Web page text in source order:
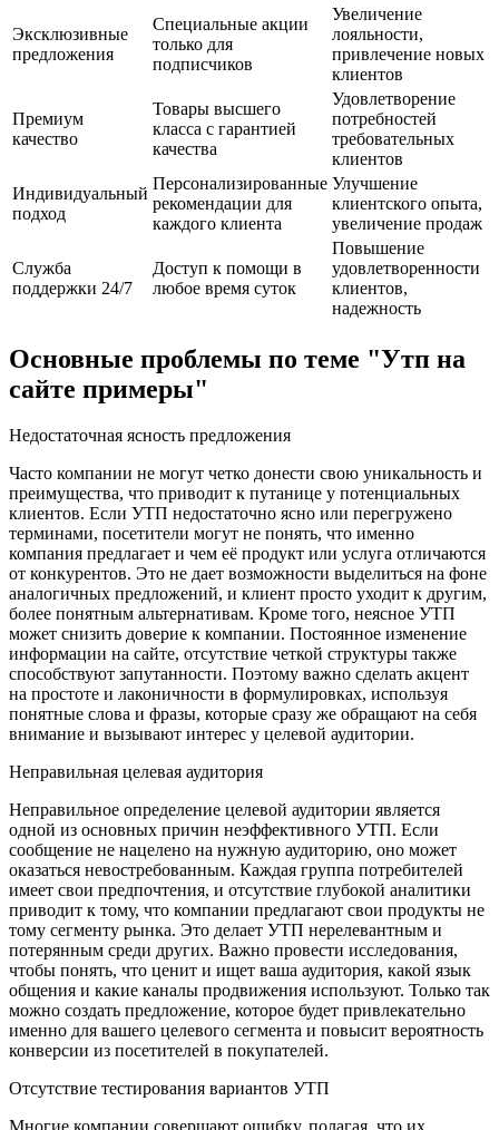
Эксклюзивные
предложения
Специальные акции
только для
подписчиков
Увеличение
лояльности,
привлечение новых
клиентов
Премиум
качество
Товары высшего
класса с гарантией
качества
Удовлетворение
потребностей
требовательных
клиентов
Индивидуальный
подход
Персонализированные
рекомендации для
каждого клиента
Улучшение
клиентского опыта,
увеличение продаж
Служба
поддержки 24/7
Доступ к помощи в
любое время суток
Повышение
удовлетворенности
клиентов,
надежность
Основные проблемы по теме "Утп на
сайте примеры"
Недостаточная ясность предложения
Часто компании не могут четко донести свою уникальность и
преимущества, что приводит к путанице у потенциальных
клиентов. Если УТП недостаточно ясно или перегружено
терминами, посетители могут не понять, что именно
компания предлагает и чем её продукт или услуга отличаются
от конкурентов. Это не дает возможности выделиться на фоне
аналогичных предложений, и клиент просто уходит к другим,
более понятным альтернативам. Кроме того, неясное УТП
может снизить доверие к компании. Постоянное изменение
информации на сайте, отсутствие четкой структуры также
способствуют запутанности. Поэтому важно сделать акцент
на простоте и лаконичности в формулировках, используя
понятные слова и фразы, которые сразу же обращают на себя
внимание и вызывают интерес у целевой аудитории.
Неправильная целевая аудитория
Неправильное определение целевой аудитории является
одной из основных причин неэффективного УТП. Если
сообщение не нацелено на нужную аудиторию, оно может
оказаться невостребованным. Каждая группа потребителей
имеет свои предпочтения, и отсутствие глубокой аналитики
приводит к тому, что компании предлагают свои продукты не
тому сегменту рынка. Это делает УТП нерелевантным и
потерянным среди других. Важно провести исследования,
чтобы понять, что ценит и ищет ваша аудитория, какой язык
общения и какие каналы продвижения используют. Только так
можно создать предложение, которое будет привлекательно
именно для вашего целевого сегмента и повысит вероятность
конверсии из посетителей в покупателей.
Отсутствие тестирования вариантов УТП